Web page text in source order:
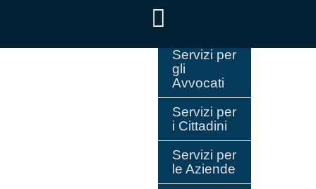
Servizi per
gli
Avvocati
Servizi per
i Cittadini
Servizi per
le Aziende